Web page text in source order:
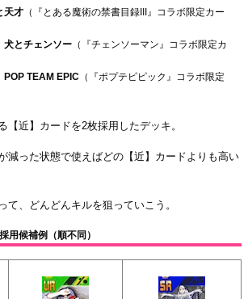
天才 （『とある魔術の禁書目録III』コラボ限定カー
犬とチェンソー （『チェンソーマン』コラボ限定カ
POP TEAM EPIC （『ポプテピピック』コラボ限定
【近】カードを2枚採用したデッキ。
減った状態で使えばどの【近】カードよりも高い
て、どんどんキルを狙っていこう。
用候補例（順不同）